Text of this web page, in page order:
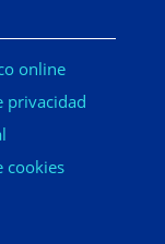
online
privacidad
cookies